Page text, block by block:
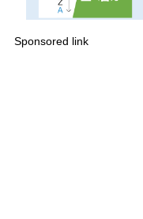
Sponsored link